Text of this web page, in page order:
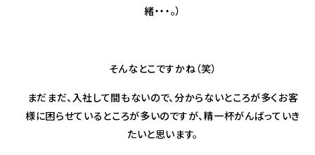
緒・・・。）
そんなとこですかね（笑）
まだまだ、入社して間もないので、分からないところが多くお客
様に困らせているところが多いのですが、精一杯がんばっていき
たいと思います。